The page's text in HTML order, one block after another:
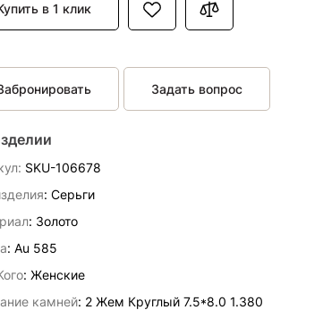
в 1 клик
Задать вопрос
SKU-106678
: Серьги
: Золото
: Au 585
: Женские
камней: 2 Жем Круглый 7.5*8.0 1.380